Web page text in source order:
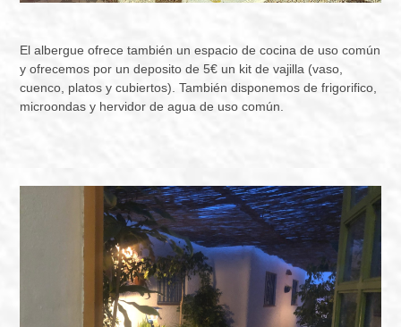
El albergue ofrece también un espacio de cocina de uso común
y ofrecemos por un deposito de 5€ un kit de vajilla (vaso,
cuenco, platos y cubiertos). También disponemos de frigorifico,
microondas y hervidor de agua de uso común.